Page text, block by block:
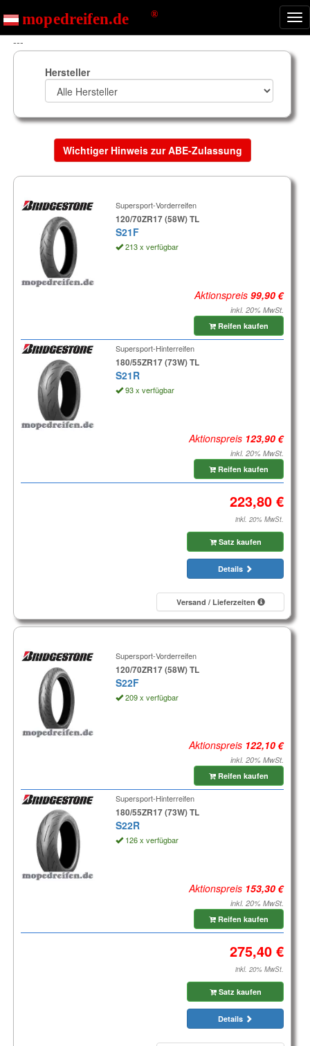
---
Hersteller
Wichtiger Hinweis zur ABE-Zulassung
Supersport-Vorderreifen
120/70ZR17 (58W) TL
S21F
213 x verfügbar
Aktionspreis
inkl. 20% MwSt.
Reifen kaufen
Supersport-Hinterreifen
180/55ZR17 (73W) TL
S21R
93 x verfügbar
Aktionspreis
inkl. 20% MwSt.
Reifen kaufen
inkl. 20% MwSt.
Satz kaufen
Details
Versand / Lieferzeiten
Supersport-Vorderreifen
120/70ZR17 (58W) TL
S22F
209 x verfügbar
Aktionspreis
inkl. 20% MwSt.
Reifen kaufen
Supersport-Hinterreifen
180/55ZR17 (73W) TL
S22R
126 x verfügbar
Aktionspreis
inkl. 20% MwSt.
Reifen kaufen
inkl. 20% MwSt.
Satz kaufen
Details